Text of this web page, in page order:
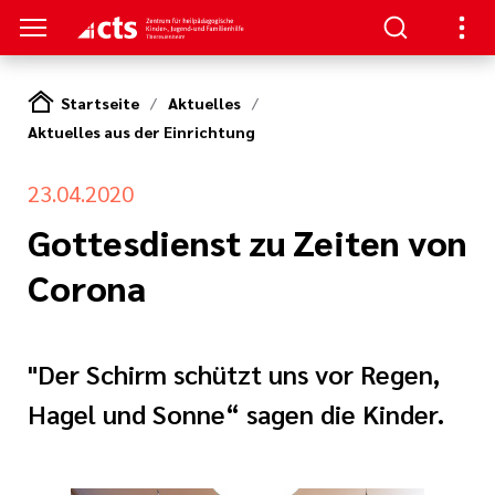
Einrichtung
Startseite
Aktuelles
Aktuelles aus der Einrichtung
23.04.2020
Gottesdienst zu Zeiten von
Corona
"Der Schirm schützt uns vor Regen,
Hagel und Sonne“ sagen die Kinder.